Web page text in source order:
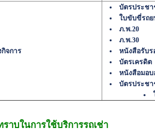
จการ
บัตรประช
ใบขับขี่รถ
ภ.พ.20
ภ.พ.30
หนังสือรับร
บัตรเครดิต
หนังสือมอ
บัตรประช
าบในการใช้บริการรถเช่า